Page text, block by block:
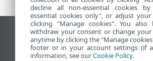
Переглянути повну версію
End of Life
decline all non-essential cookies by
essential cookies only", or adjust
clicking "Manage cookies". You
withdraw your consent or change your
anytime by clicking the "Manage
footer or in your account settings (if
information, see ourCookie Policy.